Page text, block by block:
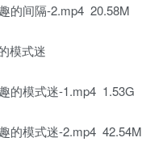
间隔-2.mp4 20.58M
模式迷
模式迷-1.mp4 1.53G
模式迷-2.mp4 42.54M